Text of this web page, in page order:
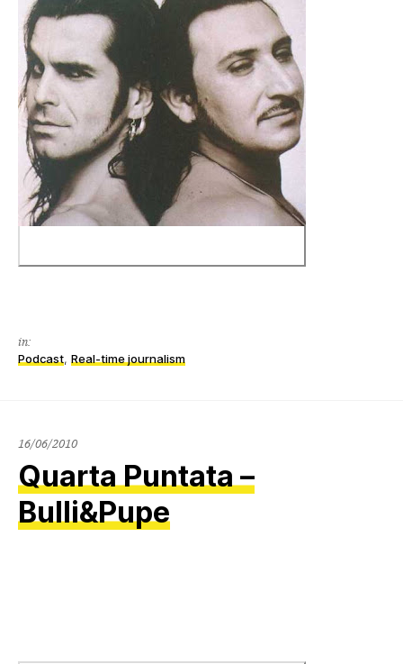
in:
Podcast, Real-time journalism
16/06/2010
Quarta Puntata –
Bulli&Pupe